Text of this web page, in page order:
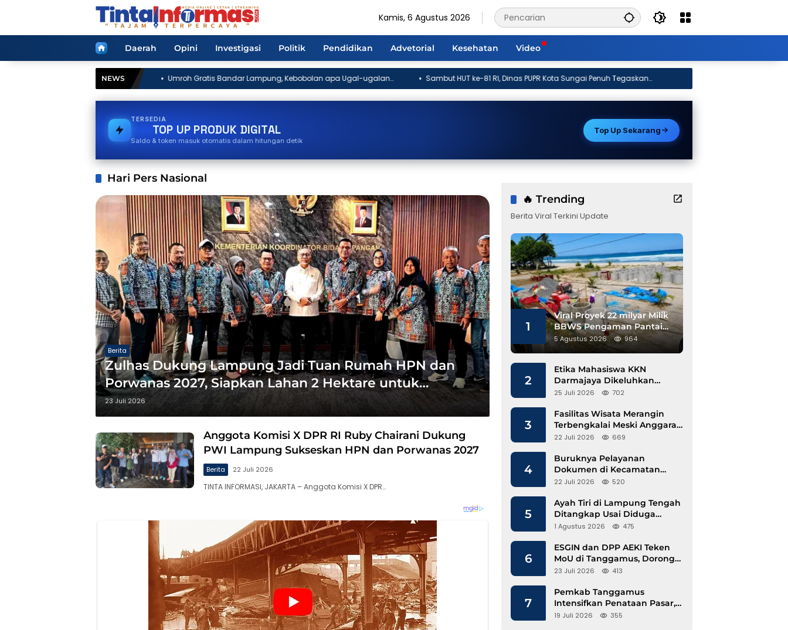
Kamis, 6 Agustus 2026
HomeDaerah Opini Investigasi Politik Pendidikan Advetorial Kesehatan Video
NEWS
Umroh Gratis Bandar Lampung, Kebobolan apa Ugal-ugalan?
Program Rakyat Dipakai ASN Plesiran Religi ke Tanah Suci
Sambut HUT ke-81 RI, Dinas PUPR Kota Sungai Penuh Tegaskan
TERSEDIA
TOP UP PRODUK DIGITAL
Saldo & token masuk otomatis dalam hitungan detik
Top Up Sekarang
Hari Pers Nasional
Berita
Zulhas Dukung Lampung Jadi Tuan Rumah HPN dan
Porwanas 2027, Siapkan Lahan 2 Hektare untuk
Penanaman Pohon
23 Juli 2026
Anggota Komisi X DPR RI Ruby Chairani Dukung
PWI Lampung Sukseskan HPN dan Porwanas 2027
Berita 22 Juli 2026
TINTA INFORMASI, JAKARTA – Anggota Komisi X DPR…
🔥 Trending
Berita Viral Terkini Update
1
Viral Proyek 22 milyar Milik
BBWS Pengaman Pantai
Pesisir Barat Diduga
Gunakan Besi Banci
5 Agustus 2026 964
2
Etika Mahasiswa KKN
Darmajaya Dikeluhkan
Kepala Pekon Sinar Jawa
25 Juli 2026 702
3
Fasilitas Wisata Merangin
Terbengkalai Meski Anggaran
Perawatan Terus Mengalir
22 Juli 2026 669
4
Buruknya Pelayanan
Dokumen di Kecamatan
Pangkalan Susu, Kinerja
22 Juli 2026 520
5
Ayah Tiri di Lampung Tengah
Ditangkap Usai Diduga
Hamili Anak di Bawah Umur
1 Agustus 2026 475
6
ESGIN dan DPP AEKI Teken
MoU di Tanggamus, Dorong
Ekonomi Hijau Berbasis Kopi
23 Juli 2026 413
7
Pemkab Tanggamus
Intensifkan Penataan Pasar,
Pedagang Diajak Tempati
19 Juli 2026 355